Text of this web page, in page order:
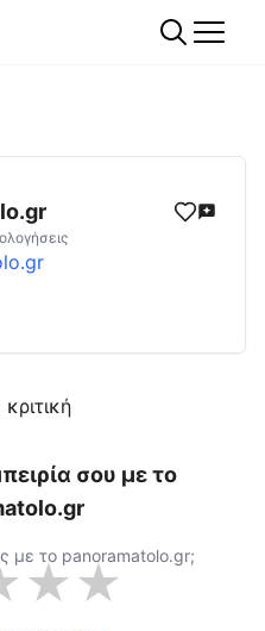
Αξιολογήσεις | Δες
σου με το
με το panoramatolo.gr;
★★